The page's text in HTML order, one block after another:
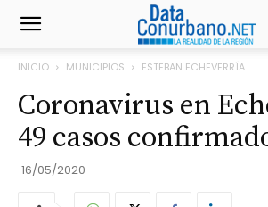
INICIO MUNICIPIOS ESTEBAN ECHEVERRÍA
Coronavirus en
49 casos
16/05/2020